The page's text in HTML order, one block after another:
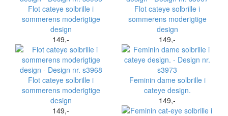
Flot cateye solbrille i
sommerens moderigtige
design
149,-
Flot cateye solbrille i
sommerens moderigtige
design
149,-
Flot cateye solbrille i
sommerens moderigtige
design
149,-
Feminin dame solbrille i
cateye design.
149,-